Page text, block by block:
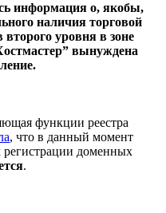
информация о, якобы,
наличия торговой
уровня в зоне
вынуждена
функции реестра
, что в данный момент
доменных
.